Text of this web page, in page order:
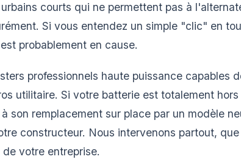
courts qui ne permettent pas à
Si vous entendez un simple "clic" en
probablement en cause.
professionnels haute puissance capables
utilitaire. Si votre batterie est totalement
son remplacement sur place par un modèle
constructeur. Nous intervenons partout,
votre entreprise.